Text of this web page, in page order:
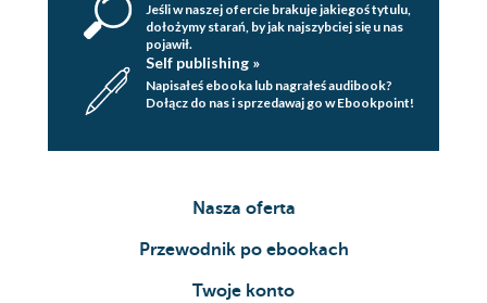
Jeśli w naszej ofercie brakuje jakiegoś tytulu,
dołożymy starań, by jak najszybciej się u nas
pojawił.
Self publishing »
Napisałeś ebooka lub nagrałeś audibook?
Dołącz do nas i sprzedawaj go w Ebookpoint!
Nasza oferta
Przewodnik po ebookach
Twoje konto